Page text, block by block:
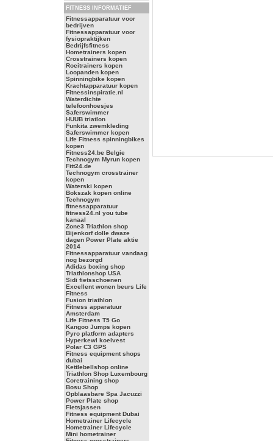
FITNESS INFORMATIEF
Fitnessapparatuur voor
bedrijven
Fitnessapparatuur voor
fysiopraktijken
Bedrijfsfitness
Hometrainers kopen
Crosstrainers kopen
Roeitrainers kopen
Loopanden kopen
Spinningbike kopen
Krachtapparatuur kopen
Fitnessinspiratie.nl
Waterdichte
telefoonhoesjes
Saferswimmer
HUUB triatlon
Funkita zwemkleding
Saferswimmer kopen
Life Fitness spinningbikes
kopen
Fitness24.be Belgie
Technogym Myrun kopen
Fitt24.de
Technogym crosstrainer
kopen
Waterski kopen
Bokszak kopen online
Technogym
fitnessapparatuur
fitness24.nl you tube
kanaal
Zone3 Triathlon shop
Bijenkorf dolle dwaze
dagen Power Plate aktie
2014
Fitnessapparatuur vandaag
nog bezorgd
Adidas boxing shop
Triathlonshop USA
Sidi fietsschoenen
Excellent wonen beurs Life
Fitness
Fusion triathlon
Fitness apparatuur
Amsterdam
Life Fitness T5 Go
Kangoo Jumps kopen
Pyro platform adapters
Hyperkewl koelvest
Polar C3 GPS
Fitness equipment shops
dubai
Kettlebellshop online
Triathlon Shop Luxembourg
Coretraining shop
Bosu Shop
Opblaasbare Spa Jacuzzi
Power Plate shop
Fietsjassen
Fitness equipment Dubai
Hometrainer Lifecycle
Hometrainer Lifecycle
Mini hometrainer